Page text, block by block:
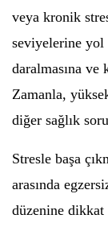
veya kronik
seviyelerine yol
daralmasına ve
Zamanla,
diğer sağlık
Stresle başa
arasında
düzenine